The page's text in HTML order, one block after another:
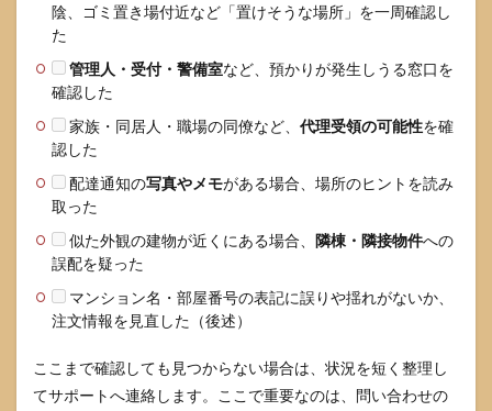
マー
トプ
レイ
ス購
入時
の追
加注
意
6
よく
ある
質問
6.1
配送
に直
接ク
陰、ゴミ置き場付近など「置けそうな場所」を一周確認し
た
管理人・受付・警備室など、預かりが発生しうる窓口を
確認した
家族・同居人・職場の同僚など、 代理受領の可能性を確
認した
配達通知の写真やメモがある場合、場所のヒントを読み
取った
似た外観の建物が近くにある場合、 隣棟・隣接物件への
誤配を疑った
マンション名・部屋番号の表記に誤りや揺れがないか、
注文情報を見直した（後述）
ここまで確認しても見つからない場合は、状況を短く整理し
てサポートへ連絡します。ここで重要なのは、問い合わせの